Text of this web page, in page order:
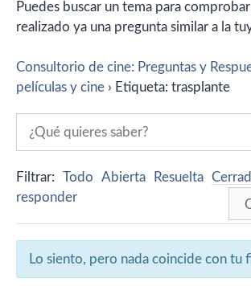
Puedes buscar un tema para
realizado ya una pregunta similar a la
Consultorio de cine: Preguntas y
películas y cine › Etiqueta: trasplante
Filtrar: Todo Abierta Resuelta
responder
Lo siento, pero nada coincide con tu